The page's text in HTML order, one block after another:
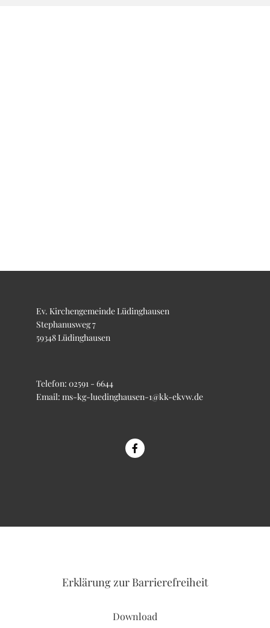
Ev. Kirchengemeinde Lüdinghausen
Stephanusweg 7
59348 Lüdinghausen
Telefon: 02591 - 6644
Email: ms-kg-luedinghausen-1@kk-ekvw.de
Erklärung zur Barrierefreiheit
Download